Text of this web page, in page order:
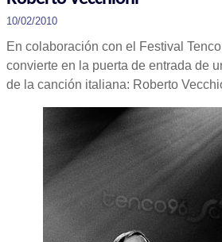
10/02/2010
En colaboración con el Festival
convierte en la puerta de entrada de
de la canción italiana: Roberto